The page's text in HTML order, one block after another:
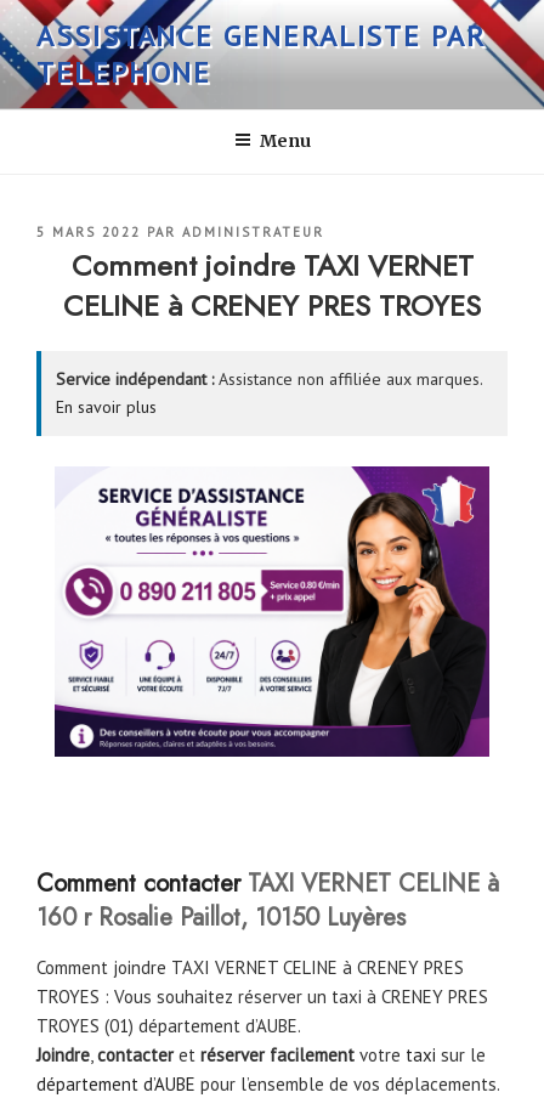
Aller
au
contenu
principal
ASSISTANCE GENERALISTE PAR
TELEPHONE
Menu
PUBLIÉ
5 MARS 2022 PAR ADMINISTRATEUR
Comment joindre TAXI VERNET
CELINE à CRENEY PRES TROYES
Service indépendant :Assistance non affiliée aux marques.
En savoir plus
Comment contacterTAXI VERNET CELINE à
160 r Rosalie Paillot, 10150 Luyères
Comment joindre TAXI VERNET CELINE à CRENEY PRES
TROYES : Vous souhaitez réserver un taxi à CRENEY PRES
TROYES (01) département d’AUBE.
Joindre,contacteret réserver facilement votre taxi sur le
département d’AUBE pour l’ensemble de vos déplacements.